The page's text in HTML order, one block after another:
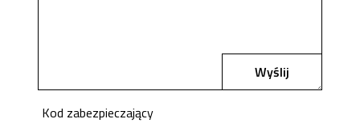
Wyślij
Kod zabezpieczający